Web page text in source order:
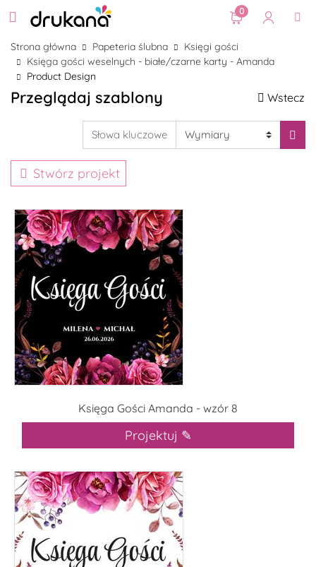
0
Strona główna Papeteria ślubna
Księgi gości
Księga gości weselnych - białe/czarne karty - Amanda
Product Design
Przeglądaj szablony Wstecz
Stwórz projekt
Księga Gości Amanda - wzór 8
Projektuj ✎